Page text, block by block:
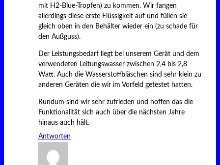
mit H2-Blue-Tropfen) zu kommen. Wir fangen
allerdings diese erste Flüssigkeit auf und füllen sie
gleich oben in den Behälter wieder ein (zu schade für
den Außguss).
Der Leistungsbedarf liegt bei unserem Gerät und dem
verwendeten Leitungswasser zwischen 2,4 bis 2,8
Watt. Auch die Wasserstoffbläschen sind sehr klein zu
anderen Geräten die wir im Vorfeld getestet hatten.
Rundum sind wir sehr zufrieden und hoffen das die
Funktionalität sich auch über die nächsten Jahre
hinaus auch hält.
Antworten